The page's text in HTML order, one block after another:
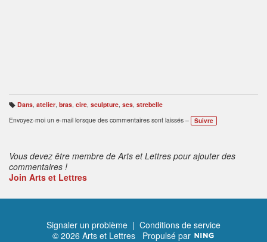
B
ali
s
Dans, atelier, bras, cire, sculpture, ses, strebelle
Envoyez-moi un e-mail lorsque des commentaires sont laissés –
Suivre
Vous devez être membre de Arts et Lettres pour ajouter des
commentaires !
Join Arts et Lettres
Signaler un problème | Conditions de service
© 2026 Arts et Lettres Propulsé par